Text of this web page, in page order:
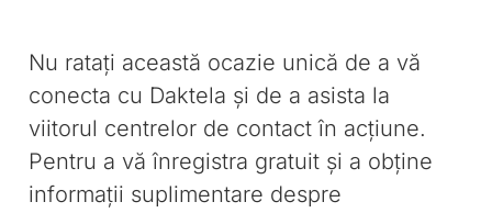
Nu ratați această ocazie unică de a vă
conecta cu Daktela și de a asista la
viitorul centrelor de contact în acțiune.
Pentru a vă înregistra gratuit și a obține
informații suplimentare despre